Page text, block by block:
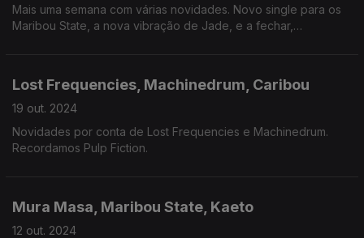
Mais uma semana com várias novidades. Novo single para os
Maribou State, a nova vibração de Jade, e a fechar,
Lost Frequencies, Machinedrum, Caribou
19 out. 2024
Novidades por conta de Lost Frequencies e Machinedrum.
Recordamos Pulp Fiction.
Mura Masa, Maribou State, Kaeto
12 out. 2024